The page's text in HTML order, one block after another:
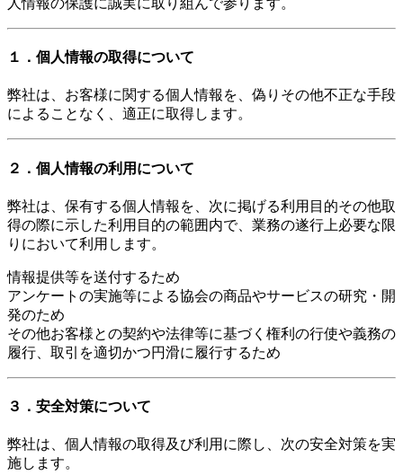
１．個人情報の取得について
弊社は、お客様に関する個人情報を、偽りその他不正な手段
によることなく、適正に取得します。
２．個人情報の利用について
弊社は、保有する個人情報を、次に掲げる利用目的その他取
得の際に示した利用目的の範囲内で、業務の遂行上必要な限
りにおいて利用します。
情報提供等を送付するため
アンケートの実施等による協会の商品やサービスの研究・開
発のため
その他お客様との契約や法律等に基づく権利の行使や義務の
履行、取引を適切かつ円滑に履行するため
３．安全対策について
弊社は、個人情報の取得及び利用に際し、次の安全対策を実
施します。